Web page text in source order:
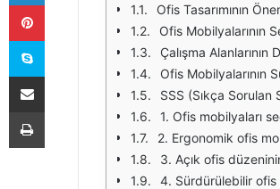
Ofis Tasarımının
Ofis Mobilyalarının
Çalışma Alanlarının
Ofis Mobilyalarının
SSS (Sıkça Sorulan
1. Ofis mobilyaları
2. Ergonomik ofis
3. Açık ofis
4. Sürdürülebilir ofis
Pinterest
Skype
E-Posta ile paylaş